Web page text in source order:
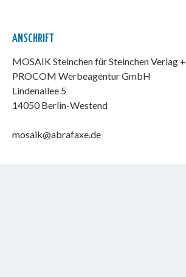
ANSCHRIFT
MOSAIK Steinchen für Steinchen Verlag +
PROCOM Werbeagentur GmbH
Lindenallee 5
14050 Berlin-Westend
mosaik@abrafaxe.de